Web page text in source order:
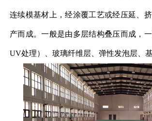
连续模基材上，经涂覆工艺或经压延、
产而成。一般是由多层结构叠压而成，
UV处理）、玻璃纤维层、弹性发泡层、基